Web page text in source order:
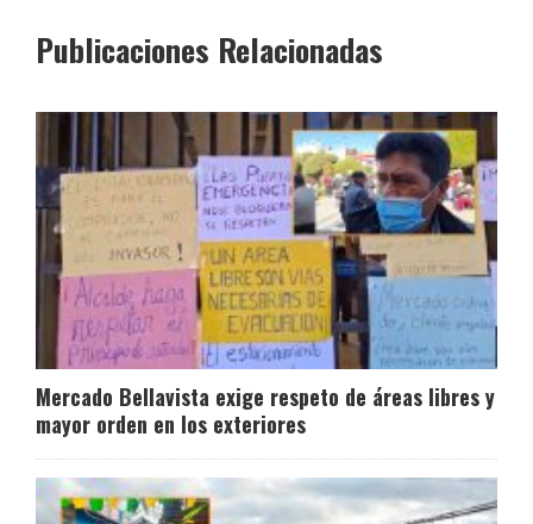
Publicaciones Relacionadas
Mercado Bellavista exige respeto de áreas libres y
mayor orden en los exteriores